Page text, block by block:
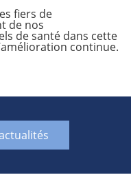
fiers de
de nos
de santé dans cette
continue.